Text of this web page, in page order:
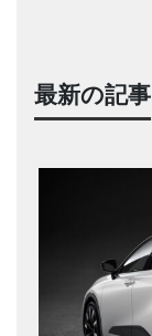
最新の記事